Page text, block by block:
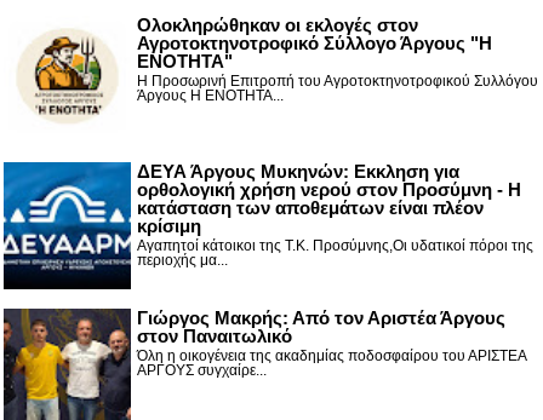
Ολοκληρώθηκαν οι εκλογές στον
Αγροτοκτηνοτροφικό Σύλλογο Άργους "Η
ΕΝΟΤΗΤΑ"
Η Προσωρινή Επιτροπή του Αγροτοκτηνοτροφικού Συλλόγου
Άργους Η ΕΝΟΤΗΤΑ...
ΔΕΥΑ Άργους Μυκηνών: Εκκληση για
ορθολογική χρήση νερού στον Προσύμνη - Η
κατάσταση των αποθεμάτων είναι πλέον
κρίσιμη
Αγαπητοί κάτοικοι της Τ.Κ. Προσύμνης,Οι υδατικοί πόροι της
περιοχής μα...
Γιώργος Μακρής: Από τον Αριστέα Άργους
στον Παναιτωλικό
Όλη η οικογένεια της ακαδημίας ποδοσφαίρου του ΑΡΙΣΤΕΑ
ΑΡΓΟΥΣ συγχαίρε...